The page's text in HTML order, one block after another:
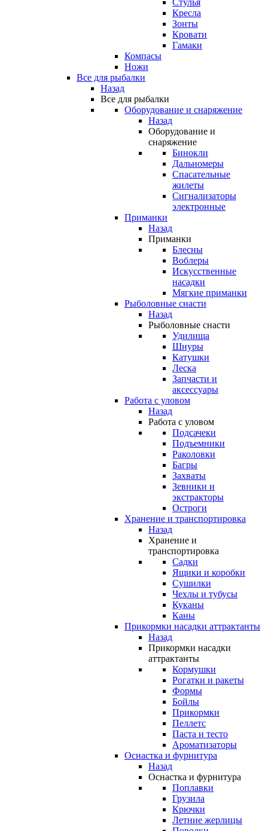
Стулья
Кресла
Зонты
Кровати
Гамаки
Компасы
Ножи
Все для рыбалки
Назад
Все для рыбалки
Оборудование и снаряжение
Назад
Оборудование и
снаряжение
Бинокли
Дальномеры
Спасательные
жилеты
Сигнализаторы
электронные
Приманки
Назад
Приманки
Блесны
Воблеры
Искусственные
насадки
Мягкие приманки
Рыболовные снасти
Назад
Рыболовные снасти
Удилища
Шнуры
Катушки
Леска
Запчасти и
аксессуары
Работа с уловом
Назад
Работа с уловом
Подсачеки
Подъемники
Раколовки
Багры
Захваты
Зевники и
экстракторы
Остроги
Хранение и транспортировка
Назад
Хранение и
транспортировка
Садки
Ящики и коробки
Сушилки
Чехлы и тубусы
Куканы
Каны
Прикормки насадки аттрактанты
Назад
Прикормки насадки
аттрактанты
Кормушки
Рогатки и ракеты
Формы
Бойлы
Прикормки
Пеллетс
Паста и тесто
Ароматизаторы
Оснастка и фурнитура
Назад
Оснастка и фурнитура
Поплавки
Грузила
Крючки
Летние жерлицы